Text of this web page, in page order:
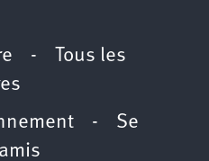
-
Tous les
- Se